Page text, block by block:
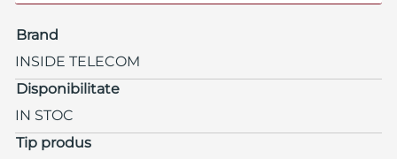
Brand
INSIDE TELECOM
Disponibilitate
IN STOC
Tip produs